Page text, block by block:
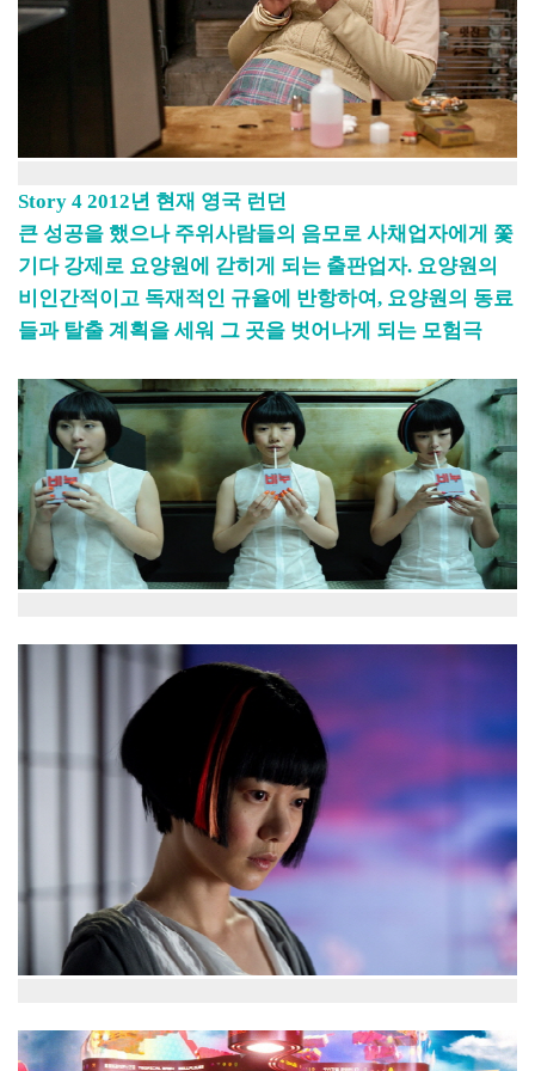
Story 4 2012년 현재 영국 런던
큰 성공을 했으나 주위사람들의 음모로 사채업자에게 쫓
기다 강제로 요양원에 갇히게 되는 출판업자. 요양원의
비인간적이고 독재적인 규율에 반항하여, 요양원의 동료
들과 탈출 계획을 세워 그 곳을 벗어나게 되는 모험극